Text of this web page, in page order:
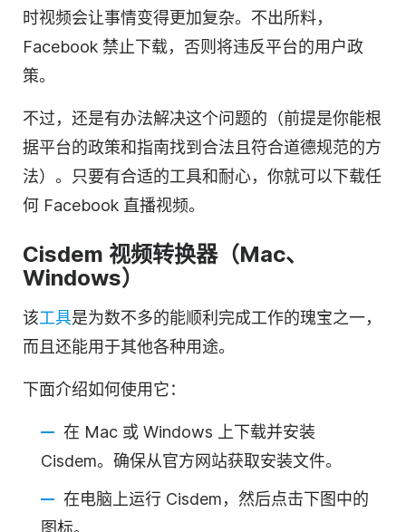
时视频会让事情变得更加复杂。不出所料，
Facebook 禁止下载，否则将违反平台的用户政
策。
不过，还是有办法解决这个问题的（前提是你能根
据平台的政策和指南找到合法且符合道德规范的方
法）。只要有合适的工具和耐心，你就可以下载任
何 Facebook 直播视频。
Cisdem 视频转换器（Mac、
Windows）
该工具是为数不多的能顺利完成工作的瑰宝之一，
而且还能用于其他各种用途。
下面介绍如何使用它：
在 Mac 或 Windows 上下载并安装
Cisdem。确保从官方网站获取安装文件。
在电脑上运行 Cisdem，然后点击下图中的